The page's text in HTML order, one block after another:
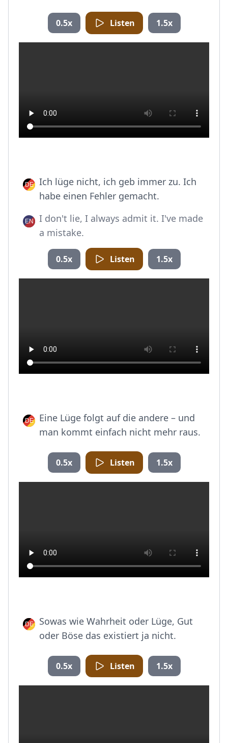
0.5x Listen 1.5x
Ich lüge nicht, ich geb immer zu. Ich
habe einen Fehler gemacht.
I don't lie, I always admit it. I've made
a mistake.
0.5x Listen 1.5x
Eine Lüge folgt auf die andere – und
man kommt einfach nicht mehr raus.
0.5x Listen 1.5x
Sowas wie Wahrheit oder Lüge, Gut
oder Böse das existiert ja nicht.
0.5x Listen 1.5x